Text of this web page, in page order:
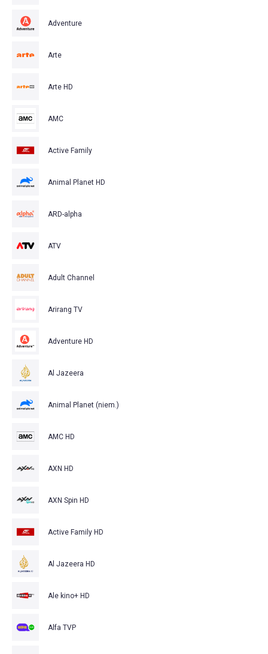
Adventure
Arte
Arte HD
AMC
Active Family
Animal Planet HD
ARD-alpha
ATV
Adult Channel
Arirang TV
Adventure HD
Al Jazeera
Animal Planet (niem.)
AMC HD
AXN HD
AXN Spin HD
Active Family HD
Al Jazeera HD
Ale kino+ HD
Alfa TVP